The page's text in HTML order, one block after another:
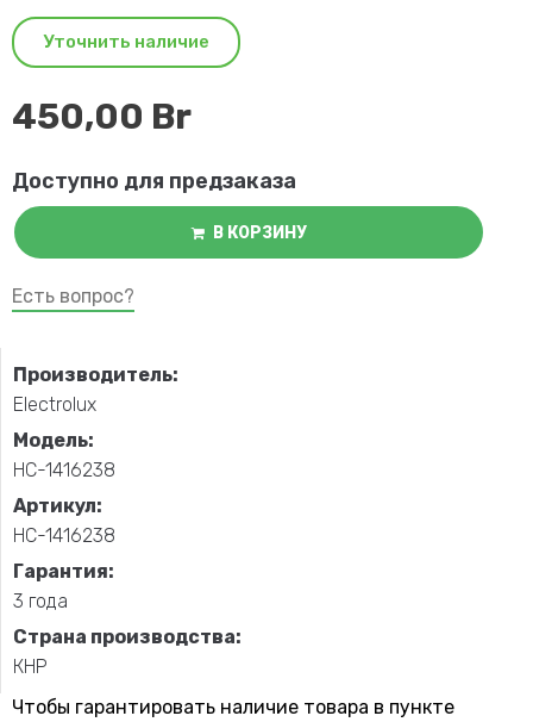
Уточнить наличие
450,00 Br
Доступно для предзаказа
В КОРЗИНУ
Есть вопрос?
Производитель:
Electrolux
Модель:
НС-1416238
Артикул:
НС-1416238
Гарантия:
3 года
Страна производства:
КНР
Чтобы гарантировать наличие товара в пункте